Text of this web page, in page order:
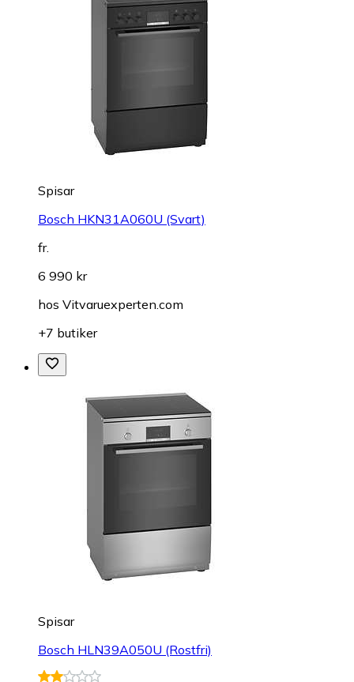
Spisar
Bosch HKN31A060U (Svart)
fr.
6 990 kr
hos Vitvaruexperten.com
+7 butiker
Spisar
Bosch HLN39A050U (Rostfri)